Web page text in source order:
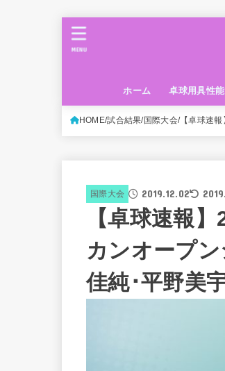
ホーム 卓球用具性
MENU
HOME 試合結果 国際大会 【卓球速報
国際大会 2019.12.02
【卓球速報
カンオープ
佳純･平野美